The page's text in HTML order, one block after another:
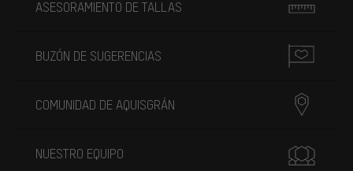
ASESORAMIENTO DE TALLAS
BUZÓN DE SUGERENCIAS
COMUNIDAD DE AQUISGRÁN
NUESTRO EQUIPO